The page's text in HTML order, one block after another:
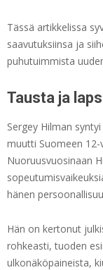
Tässä artikkelissa
saavutuksiinsa ja
puhutuimmista
Tausta ja
Sergey Hilman
muutti Suomeen 12-
Nuoruusvuosinaan
hänen
Hän on kertonut
rohkeasti, tuoden
ulkonäköpaineista,